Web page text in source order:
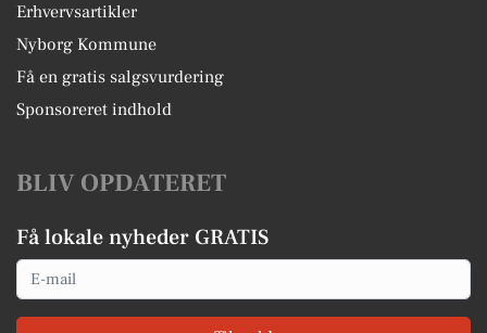
Erhvervsartikler
Nyborg Kommune
Få en gratis salgsvurdering
Sponsoreret indhold
BLIV OPDATERET
Få lokale nyheder GRATIS
Email